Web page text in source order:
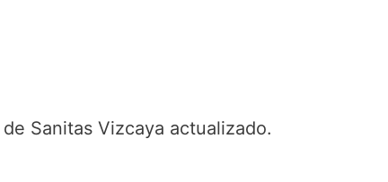
Sanitas Vizcaya actualizado.